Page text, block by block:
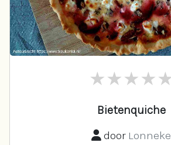
Bietenquiche
door Lonneke